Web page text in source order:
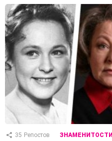
35 Репостов ЗНАМЕНИТОСТИ